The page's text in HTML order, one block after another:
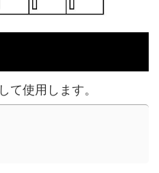
て使用します。